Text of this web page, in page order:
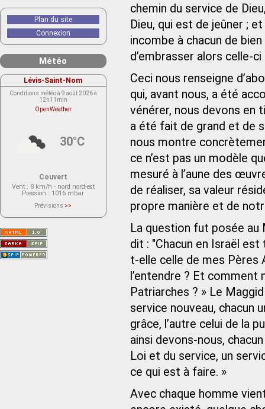
chemin du service de
Dieu, qui est de jeûner ;
incombe à chacun de
d’embrasser alors celle-
Ceci nous renseigne
qui, avant nous, a été
vénérer, nous devons en
a été fait de grand et de
nous montre
ce n’est pas un modèle
mesuré à l’aune des
de réaliser, sa valeur
propre manière et de
La question fut posée au
dit : "Chacun en Israël
t-elle celle de mes Pères
l’entendre ? Et
Patriarches ? » Le
service nouveau, chacun
grâce, l’autre celui de la
ainsi devons-nous,
Loi et du service, un
ce qui est à faire. »
Avec chaque homme
Plan du site
Connexion
Météo
Lévis-Saint-Nom
Conditions météo à 9 août 2026 à
12h11min
OpenWeather
30°C
Couvert
Vent : 8 km/h - nord nord-est
Pression : 1016 mbar
Prévisions >>
actuellement aucune prévision
Saint-Nom.
Veuillez consulter le message du
service ci-dessous.
(401 - Invalid API key. Please see
https://openweathermap.org/faq#error401